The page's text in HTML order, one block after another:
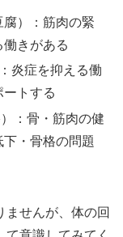
腐）：筋肉の緊
きがある
炎症を抑える働
トする
：骨・筋肉の健
・骨格の問題
ませんが、体の回